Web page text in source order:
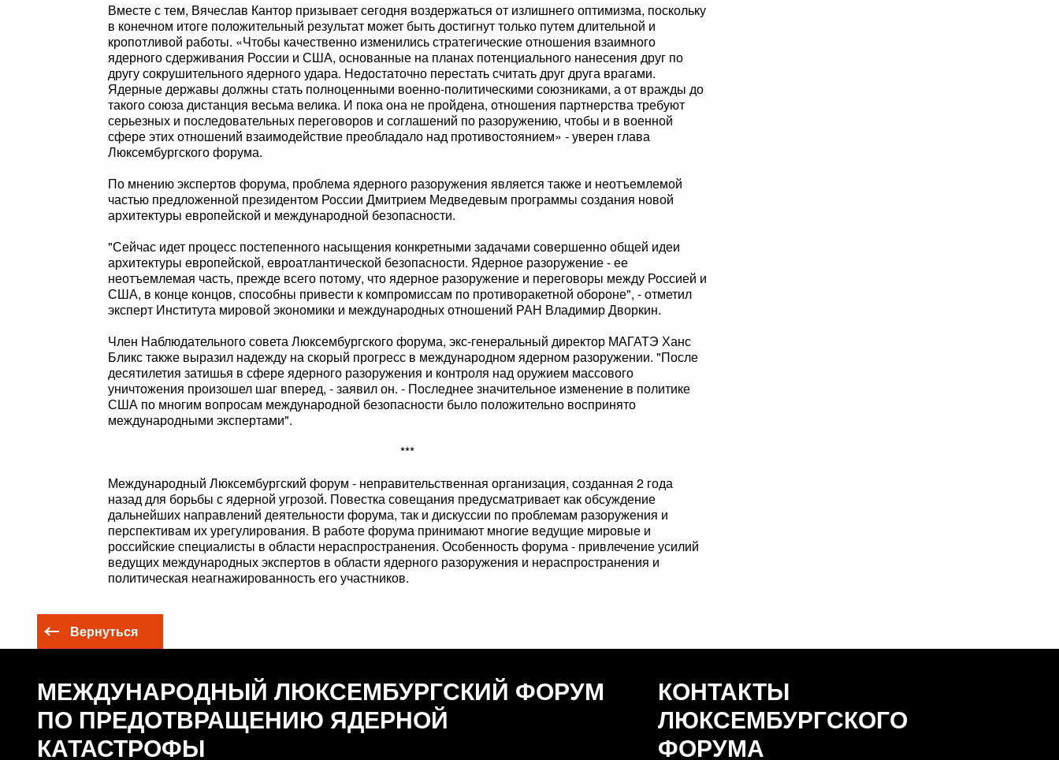
Вместе с тем, Вячеслав Кантор призывает сегодня воздержаться от излишнего оптимизма, поскольку
в конечном итоге положительный результат может быть достигнут только путем длительной и
кропотливой работы. «Чтобы качественно изменились стратегические отношения взаимного
ядерного сдерживания России и США, основанные на планах потенциального нанесения друг по
другу сокрушительного ядерного удара. Недостаточно перестать считать друг друга врагами.
Ядерные державы должны стать полноценными военно-политическими союзниками, а от вражды до
такого союза дистанция весьма велика. И пока она не пройдена, отношения партнерства требуют
серьезных и последовательных переговоров и соглашений по разоружению, чтобы и в военной
сфере этих отношений взаимодействие преобладало над противостоянием» - уверен глава
Люксембургского форума.
По мнению экспертов форума, проблема ядерного разоружения является также и неотъемлемой
частью предложенной президентом России Дмитрием Медведевым программы создания новой
архитектуры европейской и международной безопасности.
"Сейчас идет процесс постепенного насыщения конкретными задачами совершенно общей идеи
архитектуры европейской, евроатлантической безопасности. Ядерное разоружение - ее
неотъемлемая часть, прежде всего потому, что ядерное разоружение и переговоры между Россией и
США, в конце концов, способны привести к компромиссам по противоракетной обороне", - отметил
эксперт Института мировой экономики и международных отношений РАН Владимир Дворкин.
Член Наблюдательного совета Люксембургского форума, экс-генеральный директор МАГАТЭ Ханс
Бликс также выразил надежду на скорый прогресс в международном ядерном разоружении. "После
десятилетия затишья в сфере ядерного разоружения и контроля над оружием массового
уничтожения произошел шаг вперед, - заявил он. - Последнее значительное изменение в политике
США по многим вопросам международной безопасности было положительно воспринято
международными экспертами".
***
Международный Люксембургский форум - неправительственная организация, созданная 2 года
назад для борьбы с ядерной угрозой. Повестка совещания предусматривает как обсуждение
дальнейших направлений деятельности форума, так и дискуссии по проблемам разоружения и
перспективам их урегулирования. В работе форума принимают многие ведущие мировые и
российские специалисты в области нераспространения. Особенность форума - привлечение усилий
ведущих международных экспертов в области ядерного разоружения и нераспространения и
политическая неагнажированность его участников.
Вернуться
МЕЖДУНАРОДНЫЙ ЛЮКСЕМБУРГСКИЙ ФОРУМ
ПО ПРЕДОТВРАЩЕНИЮ ЯДЕРНОЙ
КАТАСТРОФЫ
КОНТАКТЫ
ЛЮКСЕМБУРГСКОГО
ФОРУМА